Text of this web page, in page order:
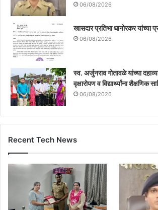
06/08/2026
खासदार प्रतिभा धानोरकर यांच्या
06/08/2026
स्व. अर्जुनराव गोतावळे यांच्या
वृक्षारोपण व विद्यार्थ्यांना शैक्षणिक
06/08/2026
Recent Tech News